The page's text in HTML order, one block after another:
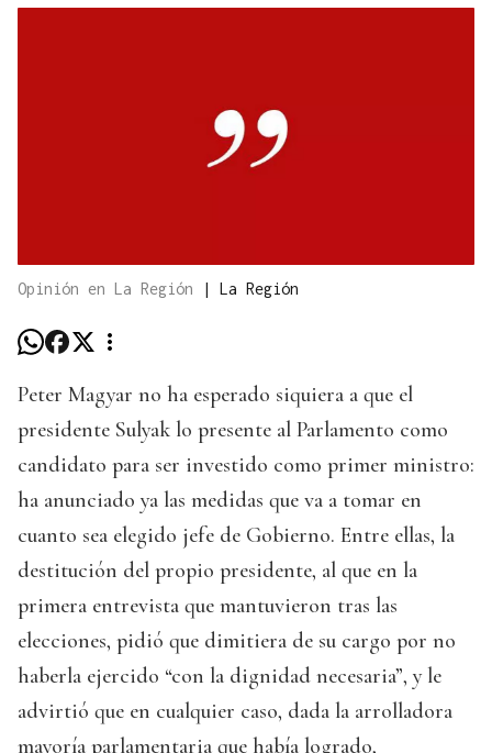
Opinión en La Región | La Región
Peter Magyar no ha esperado siquiera a que el
presidente Sulyak lo presente al Parlamento como
candidato para ser investido como primer ministro:
ha anunciado ya las medidas que va a tomar en
cuanto sea elegido jefe de Gobierno. Entre ellas, la
destitución del propio presidente, al que en la
primera entrevista que mantuvieron tras las
elecciones, pidió que dimitiera de su cargo por no
haberla ejercido “con la dignidad necesaria”, y le
advirtió que en cualquier caso, dada la arrolladora
mayoría parlamentaria que había logrado,